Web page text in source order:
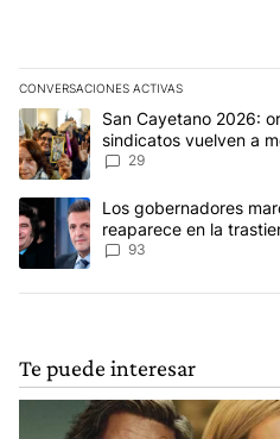
CONVERSACIONES ACTIVAS
Este listado muestra los
Un artículo de tendencia con el
San Cayetano 2026:
sindicatos vuelven a
reclamos al Gobierno
29
Un artículo de tendencia con el
Los gobernadores
reaparece en la
93